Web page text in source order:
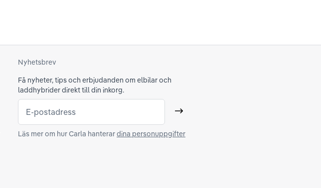
Nyhetsbrev
Få nyheter, tips och erbjudanden om elbilar och
laddhybrider direkt till din inkorg.
E-postadress Skicka
Läs mer om hur Carla hanterardina personuppgifter